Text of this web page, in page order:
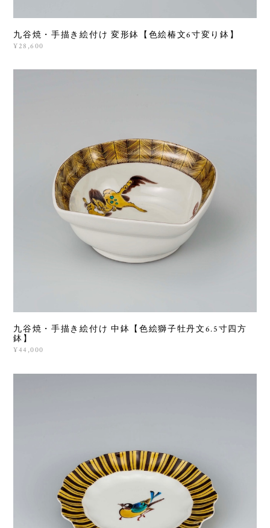
九谷焼・手描き絵付け 変形鉢【色絵椿文6寸変り鉢】
¥28,600
九谷焼・手描き絵付け 中鉢【色絵獅子牡丹文6.5寸四方
鉢】
¥44,000